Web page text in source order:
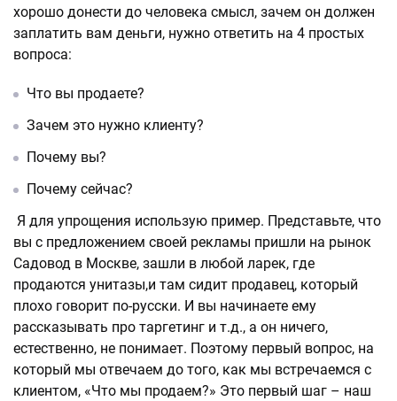
хорошо донести до человека смысл, зачем он должен
заплатить вам деньги, нужно ответить на 4 простых
вопроса:
Что вы продаете?
Зачем это нужно клиенту?
Почему вы?
Почему сейчас?
Я для упрощения использую пример. Представьте, что
вы с предложением своей рекламы пришли на рынок
Садовод в Москве, зашли в любой ларек, где
продаются унитазы,и там сидит продавец, который
плохо говорит по-русски. И вы начинаете ему
рассказывать про таргетинг и т.д., а он ничего,
естественно, не понимает. Поэтому первый вопрос, на
который мы отвечаем до того, как мы встречаемся с
клиентом, «Что мы продаем?» Это первый шаг – наш